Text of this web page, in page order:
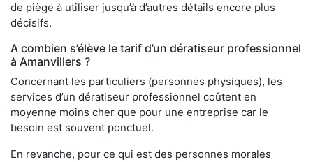
de piège à utiliser jusqu’à d’autres détails encore plus
décisifs.
A combien s’élève le tarif d’un dératiseur professionnel
à Amanvillers ?
Concernant les particuliers (personnes physiques), les
services d’un dératiseur professionnel coûtent en
moyenne moins cher que pour une entreprise car le
besoin est souvent ponctuel.
En revanche, pour ce qui est des personnes morales